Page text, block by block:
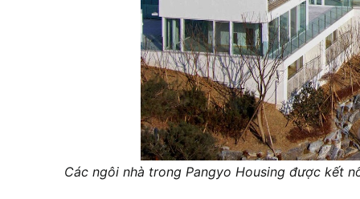
Các ngôi nhà trong Pangyo Housing được kết